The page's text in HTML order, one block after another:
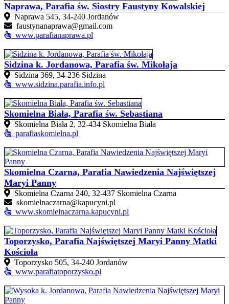
Naprawa, Parafia św. Siostry Faustyny Kowalskiej
Naprawa 545, 34-240 Jordanów
faustynanaprawa@gmail.com
www.parafianaprawa.pl
Sidzina k. Jordanowa, Parafia św. Mikołaja
Sidzina 369, 34-236 Sidzina
www.sidzina.parafia.info.pl
Skomielna Biała, Parafia św. Sebastiana
Skomielna Biała 2, 32-434 Skomielna Biała
parafiaskomielna.pl
Skomielna Czarna, Parafia Nawiedzenia Najświętszej
Maryi Panny
Skomielna Czarna 240, 32-437 Skomielna Czarna
skomielnaczarna@kapucyni.pl
www.skomielnaczarna.kapucyni.pl
Toporzysko, Parafia Najświętszej Maryi Panny Matki
Kościoła
Toporzysko 505, 34-240 Jordanów
www.parafiatoporzysko.pl